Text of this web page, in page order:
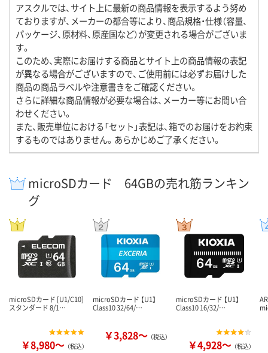
アスクルでは、サイト上に最新の商品情報を表示するよう努め
ておりますが、メーカーの都合等により、商品規格・仕様（容量、
パッケージ、原材料、原産国など）が変更される場合がございま
す。
このため、実際にお届けする商品とサイト上の商品情報の表記
が異なる場合がございますので、ご使用前には必ずお届けした
商品の商品ラベルや注意書きをご確認ください。
さらに詳細な商品情報が必要な場合は、メーカー等にお問い合
わせください。
また、販売単位における「セット」表記は、箱でのお届けをお約束
するものではありません。あらかじめご了承ください。
microSDカード 64GBの売れ筋ランキン
グ
microSDカード [U1/C10]
スタンダード 8/1…
￥8,980～ （税込）
microSDカード 【U1】
Class10 32/64/…
￥3,828～ （税込）
microSDカード 【U1】
Class10 16/32/…
￥4,928～ （税込）